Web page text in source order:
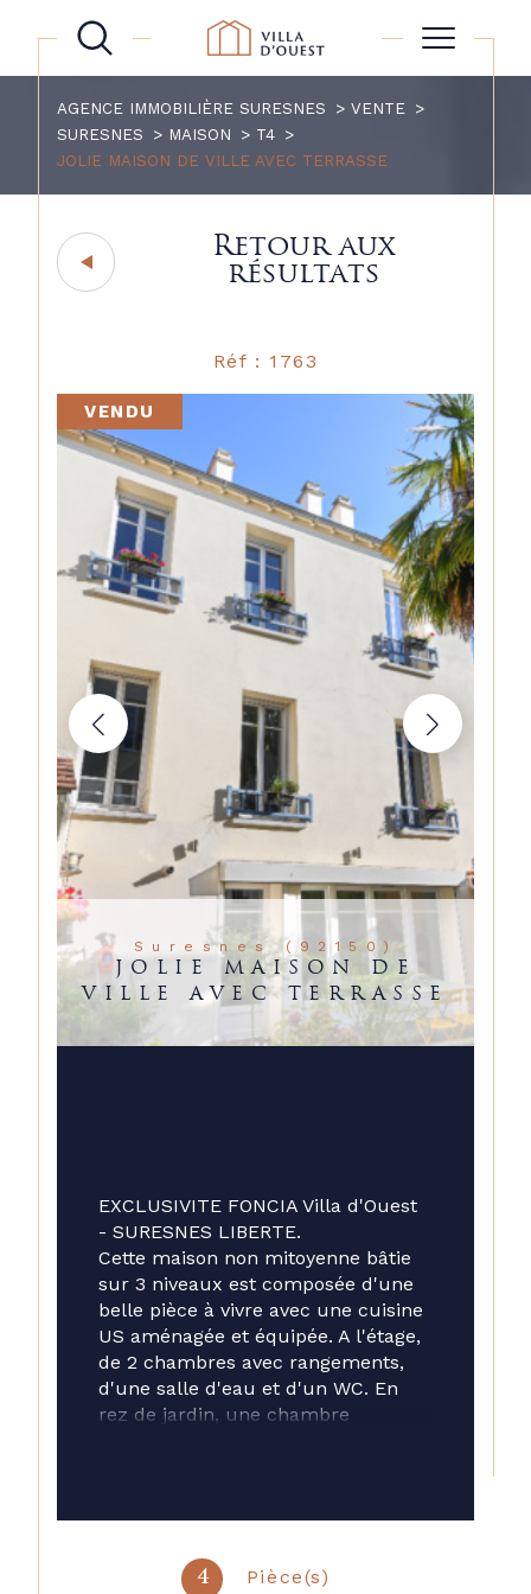
AGENCE IMMOBILIÈRE SURESNES
VENTE
SURESNES
MAISON
T4
JOLIE MAISON DE VILLE AVEC TERRASSE
Retour aux
résultats
Réf : 1763
VENDU
Suresnes (92150)
JOLIE MAISON DE
VILLE AVEC TERRASSE
4 Pièce(s)
EXCLUSIVITE FONCIA Villa d'Ouest
- SURESNES LIBERTE.
Cette maison non mitoyenne bâtie
sur 3 niveaux est composée d'une
belle pièce à vivre avec une cuisine
US aménagée et équipée. A l'étage,
de 2 chambres avec rangements,
d'une salle d'eau et d'un WC. En
rez de jardin, une chambre
rangement.
compléter cet ensemble.